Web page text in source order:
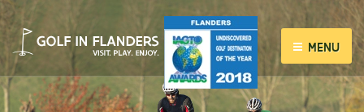
MENU